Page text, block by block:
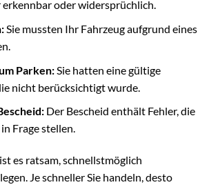
oder widersprüchlich.
Sie mussten Ihr Fahrzeug aufgrund eines
Parken:Sie hatten eine gültige
nicht berücksichtigt wurde.
Der Bescheid enthält Fehler, die
Frage stellen.
es ratsam, schnellstmöglich
Je schneller Sie handeln, desto